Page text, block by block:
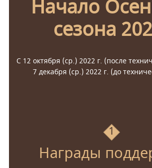
Начало
сезона
С 12 октября (ср.) 2022 г. (после
7 декабря (ср.) 2022 г. (до
1
Награды